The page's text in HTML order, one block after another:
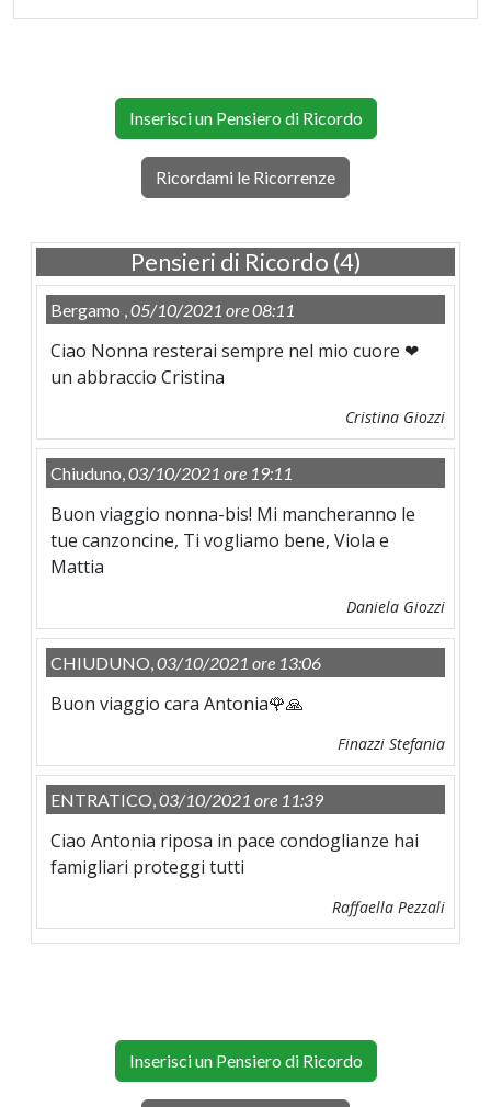
Inserisci un Pensiero di Ricordo
Ricordami le Ricorrenze
Pensieri di Ricordo (4)
Bergamo ,05/10/2021 ore 08:11
Ciao Nonna resterai sempre nel mio cuore ❤
un abbraccio Cristina
Cristina Giozzi
Chiuduno,03/10/2021 ore 19:11
Buon viaggio nonna-bis! Mi mancheranno le
tue canzoncine, Ti vogliamo bene, Viola e
Mattia
Daniela Giozzi
CHIUDUNO,03/10/2021 ore 13:06
Buon viaggio cara Antonia🌹🙏
Finazzi Stefania
ENTRATICO,03/10/2021 ore 11:39
Ciao Antonia riposa in pace condoglianze hai
famigliari proteggi tutti
Raffaella Pezzali
Inserisci un Pensiero di Ricordo